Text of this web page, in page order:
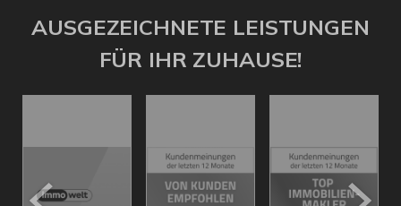
AUSGEZEICHNETE LEISTUNGEN
FÜR IHR ZUHAUSE!